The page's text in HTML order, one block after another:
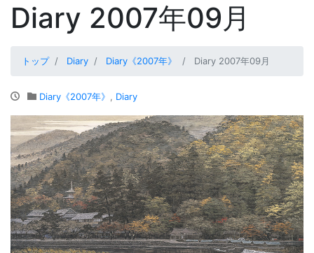
Diary 2007年09月
トップ Diary Diary《2007年》 Diary 2007年09月
Diary《2007年》 Diary